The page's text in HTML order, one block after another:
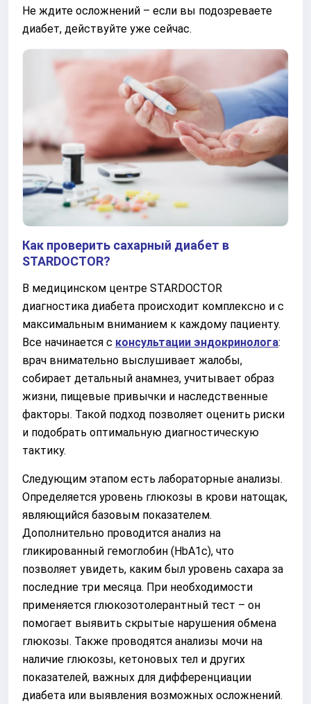
Не ждите осложнений – если вы подозреваете
диабет, действуйте уже сейчас.
Как проверить сахарный диабет в
STARDOCTOR?
В медицинском центре STARDOCTOR
диагностика диабета происходит комплексно и с
максимальным вниманием к каждому пациенту.
Все начинается с консультации эндокринолога:
врач внимательно выслушивает жалобы,
собирает детальный анамнез, учитывает образ
жизни, пищевые привычки и наследственные
факторы. Такой подход позволяет оценить риски
и подобрать оптимальную диагностическую
тактику.
Следующим этапом есть лабораторные анализы.
Определяется уровень глюкозы в крови натощак,
являющийся базовым показателем.
Дополнительно проводится анализ на
гликированный гемоглобин (HbA1c), что
позволяет увидеть, каким был уровень сахара за
последние три месяца. При необходимости
применяется глюкозотолерантный тест – он
помогает выявить скрытые нарушения обмена
глюкозы. Также проводятся анализы мочи на
наличие глюкозы, кетоновых тел и других
показателей, важных для дифференциации
диабета или выявления возможных осложнений.